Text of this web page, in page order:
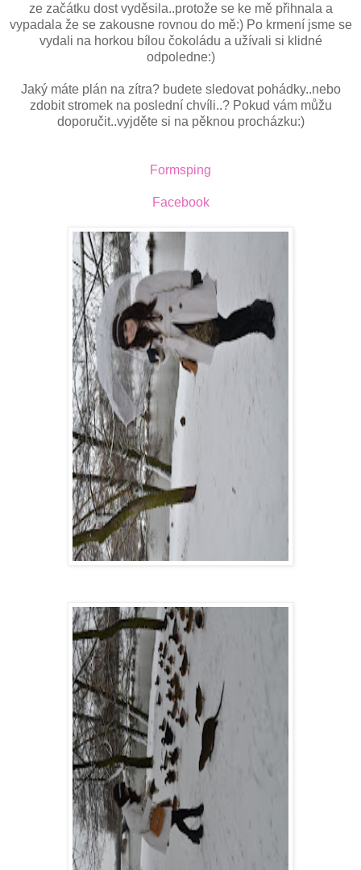
ze začátku dost vyděsila..protože se ke mě přihnala a
vypadala že se zakousne rovnou do mě:) Po krmení jsme se
vydali na horkou bílou čokoládu a užívali si klidné
odpoledne:)
Jaký máte plán na zítra? budete sledovat pohádky..nebo
zdobit stromek na poslední chvíli..? Pokud vám můžu
doporučit..vyjděte si na pěknou procházku:)
Formsping
Facebook